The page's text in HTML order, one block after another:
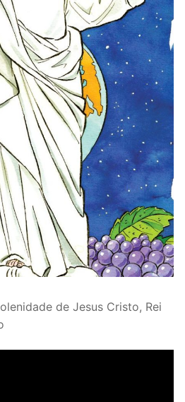
de Jesus Cristo, Rei